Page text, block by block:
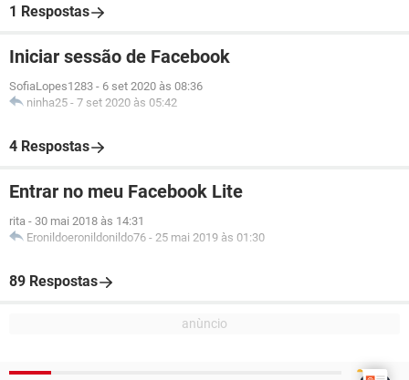
1 Respostas
Iniciar sessão de Facebook
SofiaLopes1283 - 6 set 2020 às 08:36
ninha25 - 7 set 2020 às 05:42
4 Respostas
Entrar no meu Facebook Lite
rita - 30 mai 2018 às 14:31
Eronildoeronildonildo76 - 25 mai 2019 às 01:30
89 Respostas